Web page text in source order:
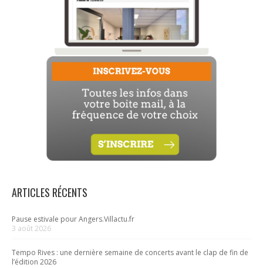
ARTICLES RÉCENTS
Pause estivale pour Angers.Villactu.fr
3 août 2026
Tempo Rives : une dernière semaine de concerts avant le clap de fin de
l’édition 2026